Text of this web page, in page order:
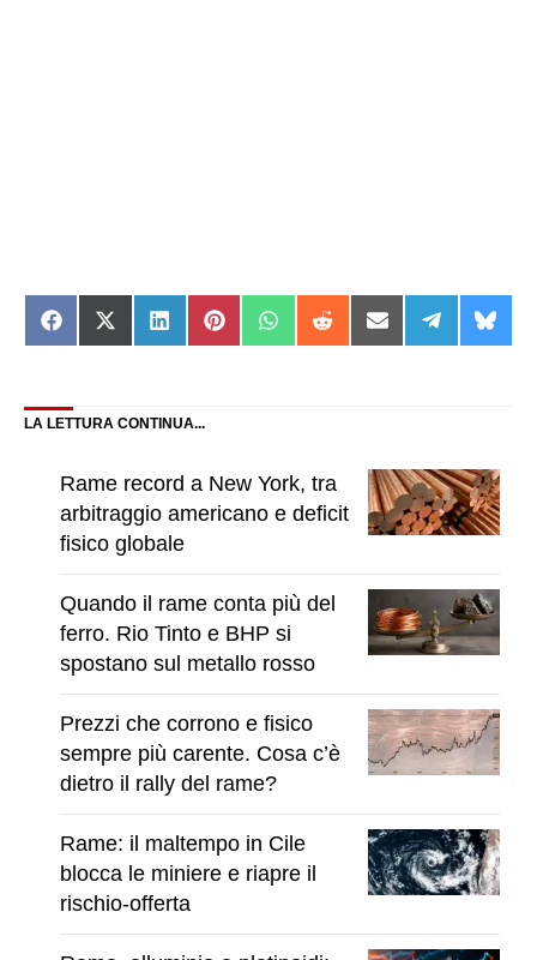
Share
on
Share
on
Share
on
Share
on
Share
on
Share
on
Share
on
Share
on
on
LA LETTURA CONTINUA...
Rame record a New York, tra
arbitraggio americano e deficit
fisico globale
Quando il rame conta più del
ferro. Rio Tinto e BHP si
spostano sul metallo rosso
Prezzi che corrono e fisico
sempre più carente. Cosa c’è
dietro il rally del rame?
Rame: il maltempo in Cile
blocca le miniere e riapre il
rischio-offerta